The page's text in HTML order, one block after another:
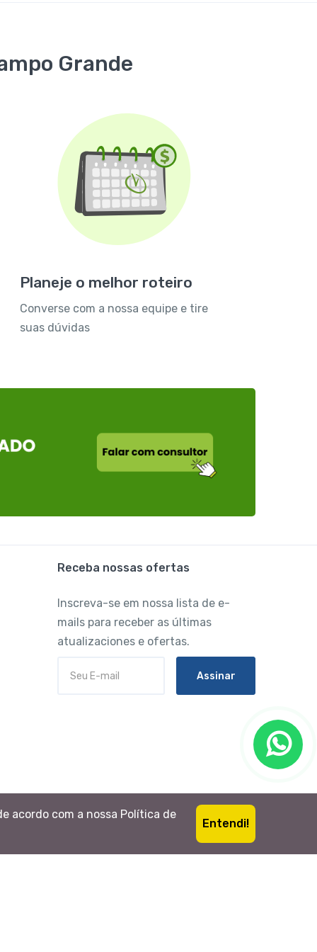
Grande
Planeje o melhor roteiro
Converse com a nossa equipe e tire
suas dúvidas
Receba nossas ofertas
Inscreva-se em nossa lista de e-
mails para receber as últimas
atualizaciones e ofertas.
Assinar
acordo com a nossa Política de
Entendi!